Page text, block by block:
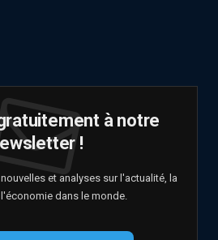
à notre
!
et analyses sur l'actualité, la
dans le monde.